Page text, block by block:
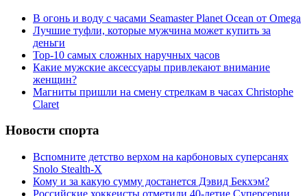
В огонь и воду с часами Seamaster Planet Ocean от Omega
Лучшие туфли, которые мужчина может купить за
деньги
Top-10 самых сложных наручных часов
Какие мужские аксессуары привлекают внимание
женщин?
Магниты пришли на смену стрелкам в часах Christophe
Claret
Новости спорта
Вспомните детство верхом на карбоновых суперсанях
Snolo Stealth-X
Кому и за какую сумму достанется Дэвид Бекхэм?